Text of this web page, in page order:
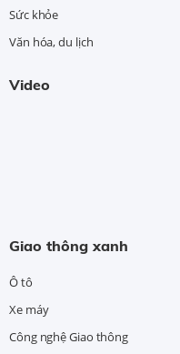
Sức khỏe
Văn hóa, du lịch
Video
Giao thông xanh
Ô tô
Xe máy
Công nghệ Giao thông